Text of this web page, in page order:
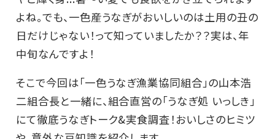
よね。でも、一色産うなぎがおいしいのは土用の丑の
日だけじゃない！って知っていましたか？？実は、年
中旬なんですよ！
そこで今回は「一色うなぎ漁業協同組合」の山本浩
二組合長と一緒に、組合直営の「うなぎ処 いっしき」
にて徹底うなぎトーク&実食調査！おいしさのヒミツ